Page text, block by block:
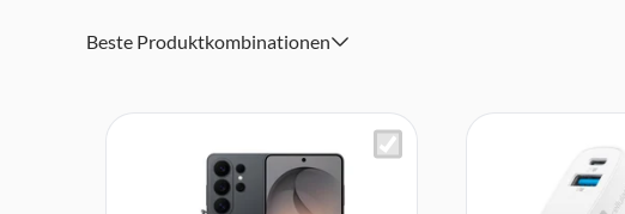
Premium Design mit Advanced Armor Aluminum und Gorilla Glass
IP68 Schutz und Stereo Lautsprecher mit Dolby Atmos für starke
und beeindruckenden Sound
Beste Produktkombinationen